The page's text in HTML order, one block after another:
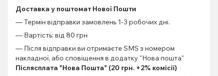
Доставка у поштомат Нової Пошти
— Термін відправки замовлень 1-3 робочих дні.
— Вартість: від 80 грн
— Після відправки ви отримаєте SMS з номером
накладної, або сповіщення в додатку "Нова пошта"
Післясплата "Нова Пошта" (20 грн. +2% комісії)